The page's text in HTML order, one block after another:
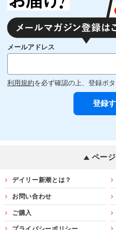
メールアドレス
利用規約を必ず確認の上、登録ボ
ペー
デイリー新潮とは？
お問い合わせ
ご購入